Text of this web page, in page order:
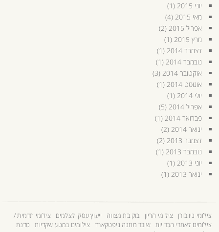
יוני 2015
(1)
מאי 2015
(4)
אפריל 2015
(2)
מרץ 2015
(1)
דצמבר 2014
(1)
נובמבר 2014
(1)
אוקטובר 2014
(3)
אוגוסט 2014
(1)
יולי 2014
(1)
אפריל 2014
(5)
פברואר 2014
(1)
ינואר 2014
(2)
דצמבר 2013
(2)
נובמבר 2013
(1)
יוני 2013
(1)
ינואר 2013
(1)
צילומי ניו בורן צילומי הריון בוק בת מצווה ייעוץ עסקי לצלמים
צילומי תדמית /
צילומים לאתרי הכרויות שובר מתנה גיפטקארד צילומים במטע שקדיות
סדנת